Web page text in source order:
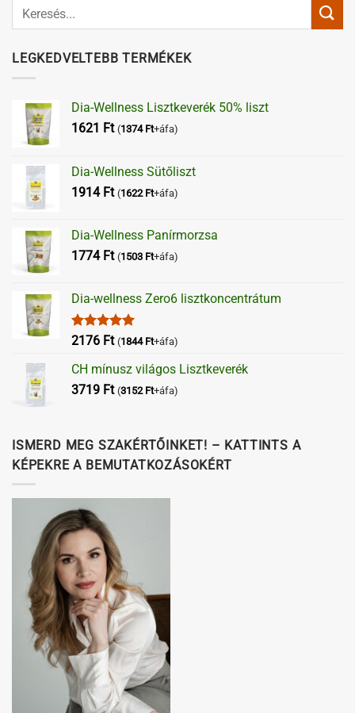
LEGKEDVELTEBB TERMÉKEK
Dia-Wellness Lisztkeverék 50% liszt
1621 Ft (1374 Ft+áfa)
Dia-Wellness Sütőliszt
1914 Ft (1622 Ft+áfa)
Dia-Wellness Panírmorzsa
1774 Ft (1503 Ft+áfa)
Dia-wellness Zero6 lisztkoncentrátum
Értékelés:
2176 Ft (1844 Ft+áfa)
CH mínusz világos Lisztkeverék
3719 Ft (3152 Ft+áfa)
ISMERD MEG SZAKÉRTŐINKET! – KATTINTS A
KÉPEKRE A BEMUTATKOZÁSOKÉRT